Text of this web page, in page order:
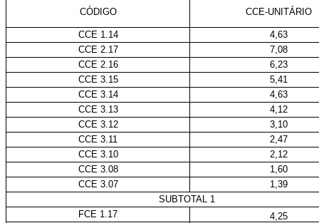
CÓDIGO CCE-UNITÁRIO
CCE 1.14
4,63
CCE 2.17
7,08
CCE 2.16
6,23
CCE 3.15
5,41
CCE 3.14
4,63
CCE 3.13
4,12
CCE 3.12
3,10
CCE 3.11
2,47
CCE 3.10
2,12
CCE 3.08
1,60
CCE 3.07
1,39
SUBTOTAL 1
FCE 1.17
4,25